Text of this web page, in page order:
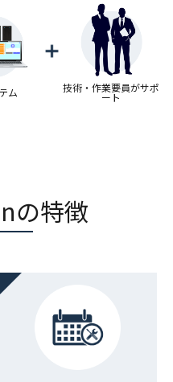
ム 技術・作業要員がサポ
ート
の特徴